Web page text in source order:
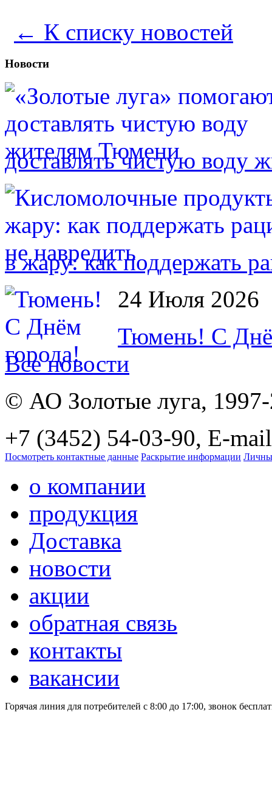
← К списку новостей
Новости
доставлять чистую воду
в жару: как поддержать
24 Июля 2026
Тюмень! С
Все новости
© АО Золотые луга,
+7 (3452) 54-03-90, E-
Посмотреть контактные данные Раскрытие информации
о компании
продукция
Доставка
новости
акции
обратная связь
контакты
вакансии
Горячая линия для потребителей с 8:00 до 17:00, звонок